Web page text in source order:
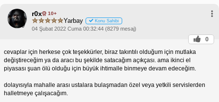
r0x 10+
Yarbay Konu Sahibi
04 Şubat 2022 Cuma 00:32:44 (8279 mesaj)
0
cevaplar için herkese çok teşekkürler, biraz takıntılı olduğum için mutlaka
değiştireceğim ya da aracı bu şekilde satacağım açıkçası. ama ikinci el
piyasası şuan ölü olduğu için büyük ihtimalle binmeye devam edeceğim.
dolayısıyla mahalle arası ustalara bulaşmadan özel veya yetkili servislerden
halletmeye çalışacağım.